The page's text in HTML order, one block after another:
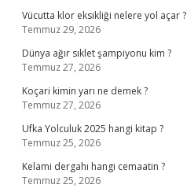
Vücutta klor eksikliği nelere yol açar ?
Temmuz 29, 2026
Dünya ağır sıklet şampiyonu kim ?
Temmuz 27, 2026
Koçari kimin yarı ne demek ?
Temmuz 27, 2026
Ufka Yolculuk 2025 hangi kitap ?
Temmuz 25, 2026
Kelami dergahı hangi cemaatin ?
Temmuz 25, 2026